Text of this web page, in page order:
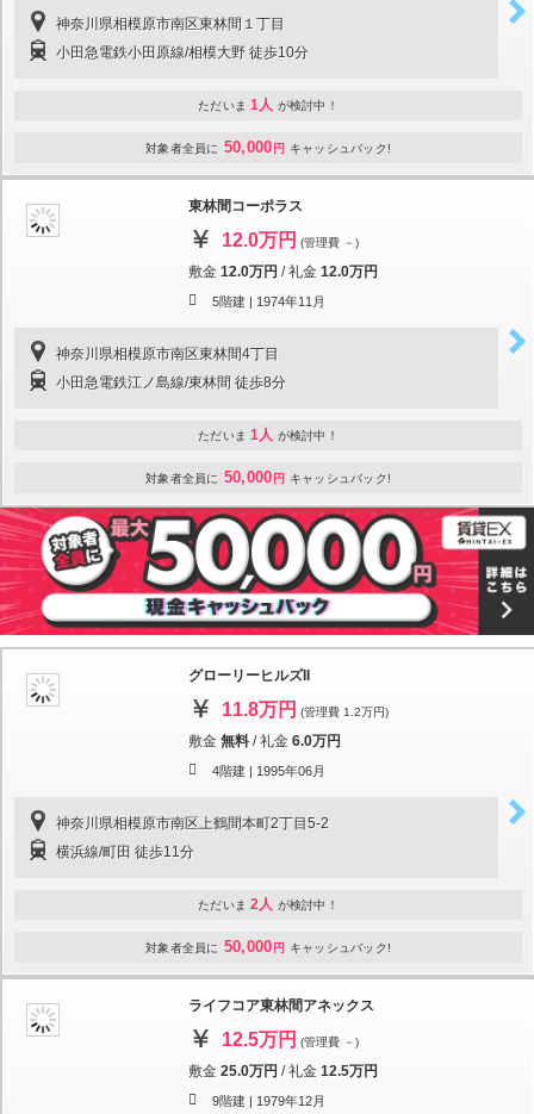
神奈川県相模原市南区東林間１丁目
小田急電鉄小田原線/相模大野 徒歩10分
ただいま 1人 が検討中！
対象者全員に 50,000 円 キャッシュバック!
東林間コーポラス
12.0万円 (管理費 －)
敷金 12.0万円 /礼金 12.0万円
5階建 | 1974年11月
神奈川県相模原市南区東林間4丁目
小田急電鉄江ノ島線/東林間 徒歩8分
ただいま 1人 が検討中！
対象者全員に 50,000 円 キャッシュバック!
グローリーヒルズII
11.8万円 (管理費 1.2万円)
敷金 無料 /礼金 6.0万円
4階建 | 1995年06月
神奈川県相模原市南区上鶴間本町2丁目5-2
横浜線/町田 徒歩11分
ただいま 2人 が検討中！
対象者全員に 50,000 円 キャッシュバック!
ライフコア東林間アネックス
12.5万円 (管理費 －)
敷金 25.0万円 /礼金 12.5万円
9階建 | 1979年12月